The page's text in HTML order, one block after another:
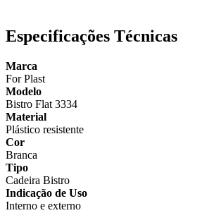
Especificações Técnicas
Marca
For Plast
Modelo
Bistro Flat 3334
Material
Plástico resistente
Cor
Branca
Tipo
Cadeira Bistro
Indicação de Uso
Interno e externo